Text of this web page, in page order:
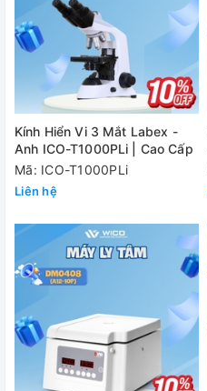
Kính Hiển Vi 3 Mắt Labex -
Anh ICO-T1000PLi | Cao Cấp
Mã: ICO-T1000PLi
Liên hệ